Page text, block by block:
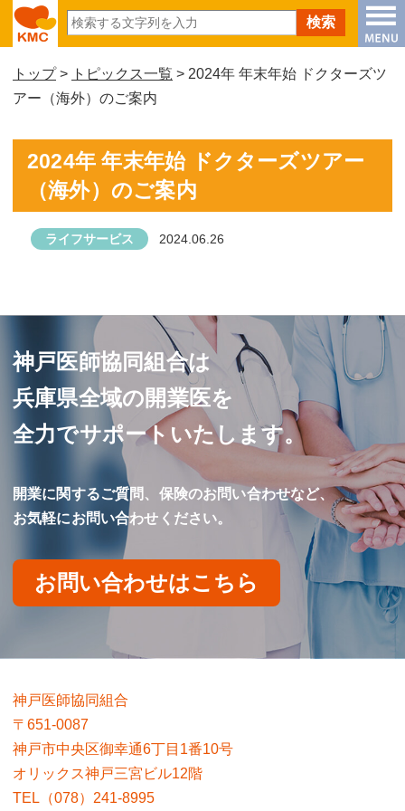
トップ> トピックス一覧 > 2024年 年末年始 ドクターズツ
アー（海外）のご案内
2024年 年末年始 ドクターズツアー
（海外）のご案内
ライフサービス 2024.06.26
神戸医師協同組合は
兵庫県全域の開業医を
全力でサポートいたします。
開業に関するご質問、保険のお問い合わせなど、
お気軽にお問い合わせください。
お問い合わせはこちら
神戸医師協同組合
〒651-0087
神戸市中央区御幸通6丁目1番10号
オリックス神戸三宮ビル12階
TEL（078）241-8995